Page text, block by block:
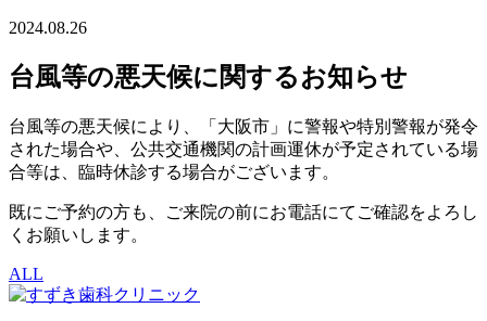
2024.08.26
台風等の悪天候に関するお知らせ
台風等の悪天候により、「大阪市」に警報や特別警報が発令
された場合や、公共交通機関の計画運休が予定されている場
合等は、臨時休診する場合がございます。
既にご予約の方も、ご来院の前にお電話にてご確認をよろし
くお願いします。
ALL